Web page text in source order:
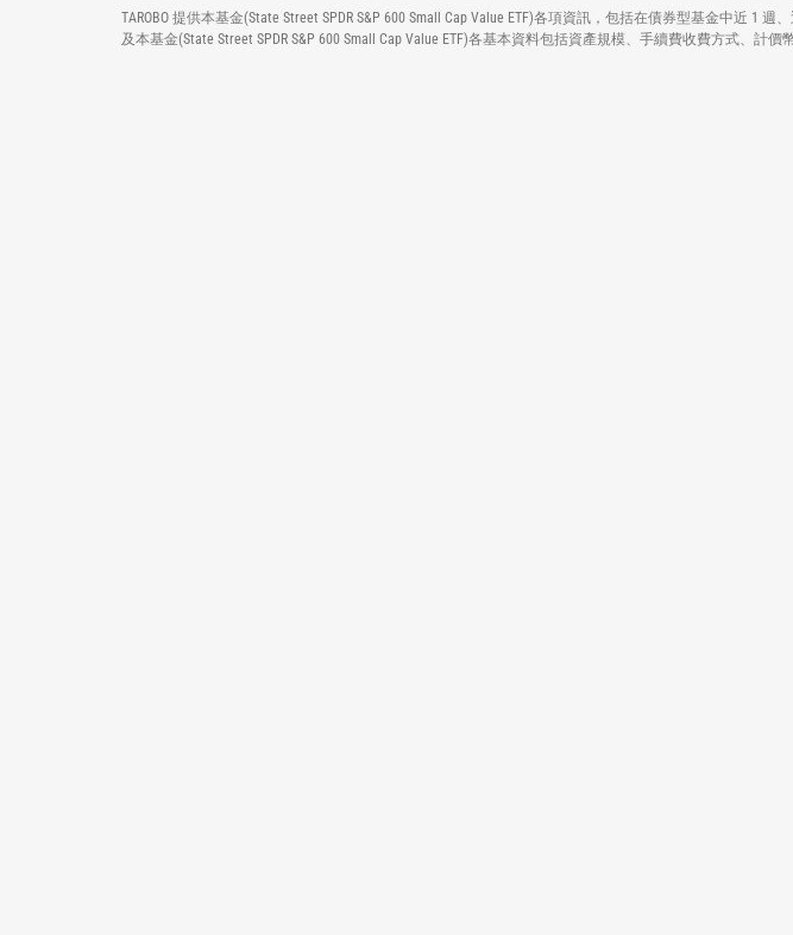
TAROBO 提供本基金(State Street SPDR S&P 600 Small Cap Value ETF)各項資訊，包括在債券型基金中近
及本基金(State Street SPDR S&P 600 Small Cap Value ETF)各基本資料包括資產規模、手續費收費方式、計